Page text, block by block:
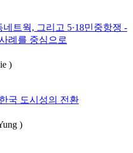
트웍, 그리고 5·18민중항쟁 -
례를 중심으로
)
국 도시성의 전환
)